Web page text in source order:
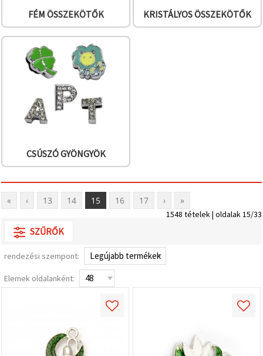
FÉM ÖSSZEKÖTŐK KRISTÁLYOS ÖSSZEKÖTŐK
CSÚSZÓ GYÖNGYÖK
« ‹ 13 14 15 16 17 › »
1548 tételek | oldalak 15/33
SZŰRŐK
rendezési szempont:
Elemek oldalanként: